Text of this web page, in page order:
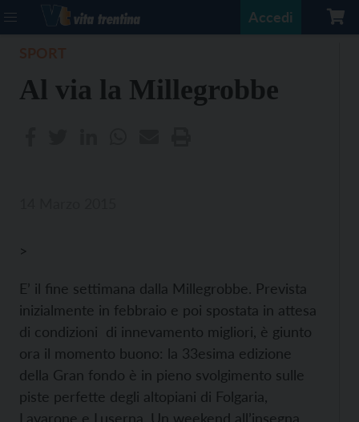
Accedi
Al via la Millegrobbe
>
E’ il fine settimana dalla Millegrobbe. Prevista
inizialmente in febbraio e poi spostata in attesa
di condizioni di innevamento migliori, è giunto
ora il momento buono: la 33esima edizione
della Gran fondo è in pieno svolgimento sulle
piste perfette degli altopiani di Folgaria,
Lavarone e Luserna. Un weekend all’insegna